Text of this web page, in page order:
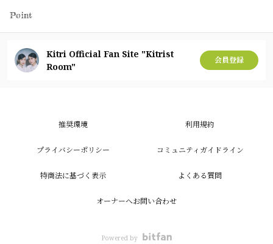
Point
Kitri Official Fan Site "Kitrist
Room"
会員登録
推奨環境 利用規約
プライバシーポリシー コミュニティガイドライン
特商法に基づく表示 よくある質問
オーナーへお問い合わせ
Powered by